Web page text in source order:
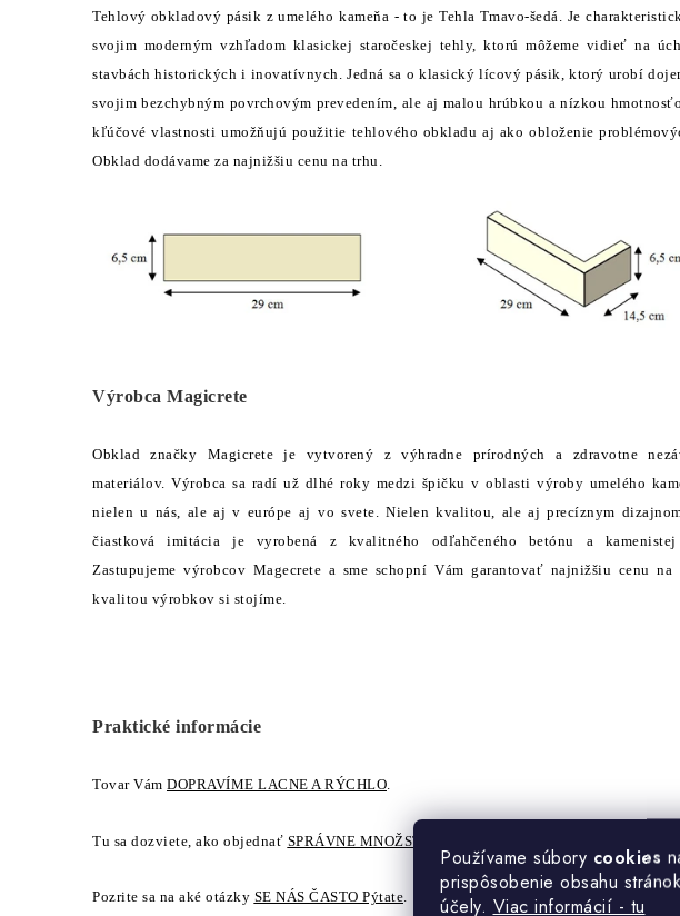
Používame súbory cookies
prispôsobenie obsahu
účely. Viac informácií - tu
Tehlový obkladový pásik z umelého kameňa - to je Tehla Tmavo-šedá. Je
svojim moderným vzhľadom klasickej staročeskej tehly, ktorú môžeme vidieť na
stavbách historických i inovatívnych. Jedná sa o klasický lícový pásik, ktorý urobí
svojim bezchybným povrchovým prevedením, ale aj malou hrúbkou a nízkou
kľúčové vlastnosti umožňujú použitie tehlového obkladu aj ako obloženie
Obklad dodávame za najnižšiu cenu na trhu.
Výrobca Magicrete
Obklad značky Magicrete je vytvorený z výhradne prírodných a zdravotne
materiálov. Výrobca sa radí už dlhé roky medzi špičku v oblasti výroby umelého
nielen u nás, ale aj v európe aj vo svete. Nielen kvalitou, ale aj precíznym
čiastková imitácia je vyrobená z kvalitného odľahčeného betónu a kamenistej
Zastupujeme výrobcov Magecrete a sme schopní Vám garantovať najnižšiu cenu na
kvalitou výrobkov si stojíme.
Praktické informácie
Tovar Vám DOPRAVÍME LACNE A RÝCHLO
Tu sa dozviete, ako objednať SPRÁVNE MNOŽSTVO
Pozrite sa na aké otázky SE NÁS ČASTO Pýtate